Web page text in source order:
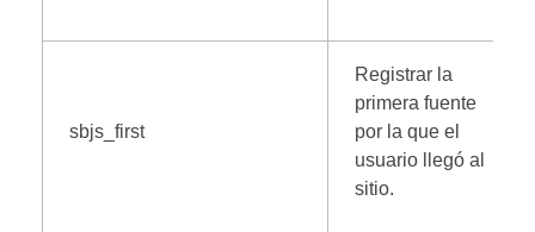
sbjs_first
Registrar la
primera fuente
por la que el
usuario llegó al
sitio.